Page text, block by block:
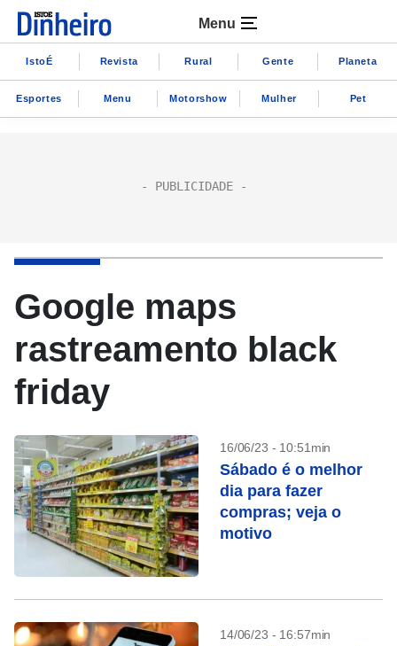
Menu
IstoÉ Revista Rural Gente Planeta
Esportes Menu Motorshow Mulher Pet
Google maps
rastreamento black
friday
16/06/23 - 10:51min
Sábado é o melhor
dia para fazer
compras; veja o
motivo
14/06/23 - 16:57min